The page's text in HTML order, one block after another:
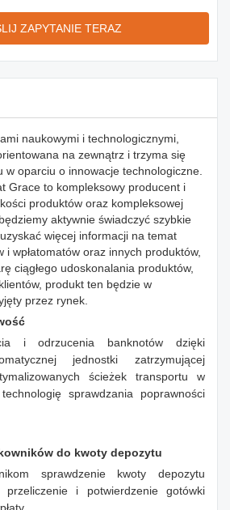
ZAPYTANIE TERAZ
naukowymi i technologicznymi,
na zewnątrz i trzyma się
w oparciu o innowacje technologiczne.
Grace to kompleksowy producent i
produktów oraz kompleksowej
aktywnie świadczyć szybkie
więcej informacji na temat
i wpłatomatów oraz innych produktów,
ciągłego udoskonalania produktów,
produkt ten będzie w
przez rynek.
i odrzucenia banknotów dzięki
jednostki zatrzymującej
ścieżek transportu w
sprawdzania poprawności
do kwoty depozytu
sprawdzenie kwoty depozytu
przeliczenie i potwierdzenie gotówki